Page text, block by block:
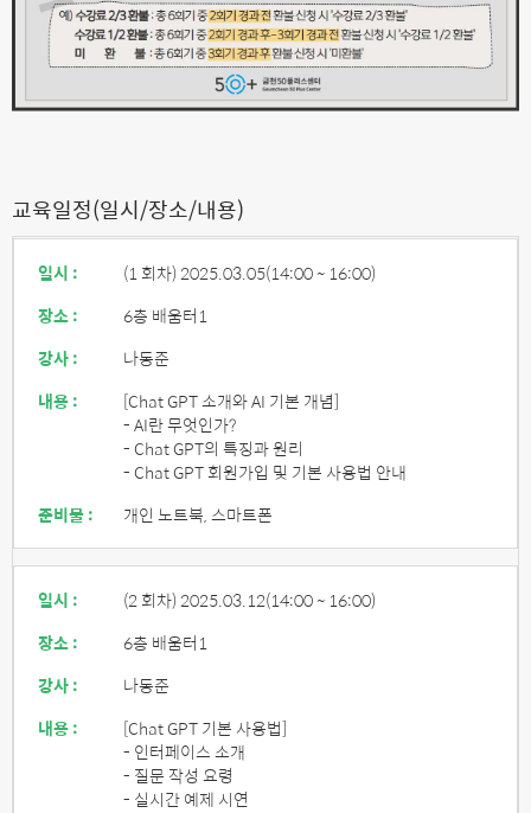
교육일정(일시/장소/내용)
일시 : (1 회차) 2025.03.05(14:00 ~ 16:00)
장소 :
6층 배움터1
강사 :
나동준
내용 :
[Chat GPT 소개와 AI 기본 개념]
- AI란 무엇인가?
- Chat GPT의 특징과 원리
- Chat GPT 회원가입 및 기본 사용법 안내
준비물 :
개인 노트북, 스마트폰
일시 : (2 회차) 2025.03.12(14:00 ~ 16:00)
장소 :
6층 배움터1
강사 :
나동준
내용 :
[Chat GPT 기본 사용법]
- 인터페이스 소개
- 질문 작성 요령
- 실시간 예제 시연